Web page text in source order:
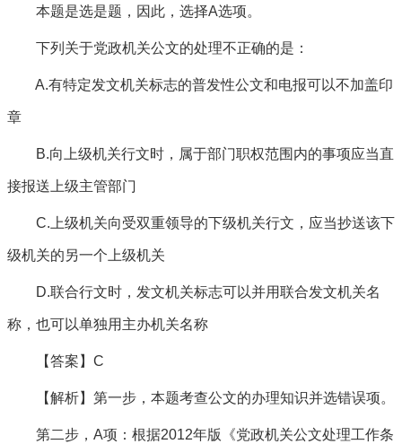
本题是选是题，因此，选择A选项。
下列关于党政机关公文的处理不正确的是：
A.有特定发文机关标志的普发性公文和电报可以不加盖印
章
B.向上级机关行文时，属于部门职权范围内的事项应当直
接报送上级主管部门
C.上级机关向受双重领导的下级机关行文，应当抄送该下
级机关的另一个上级机关
D.联合行文时，发文机关标志可以并用联合发文机关名
称，也可以单独用主办机关名称
【答案】C
【解析】第一步，本题考查公文的办理知识并选错误项。
第二步，A项：根据2012年版《党政机关公文处理工作条